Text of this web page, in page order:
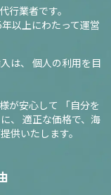
行業者です。
以上にわたって運営
は、 個人の利用を目
が安心して
「自分を
、 適正な価格で、海
供いたします。